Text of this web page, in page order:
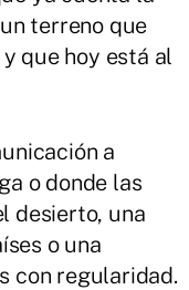
terreno que
que hoy está al
a
o donde las
desierto, una
o una
con regularidad.